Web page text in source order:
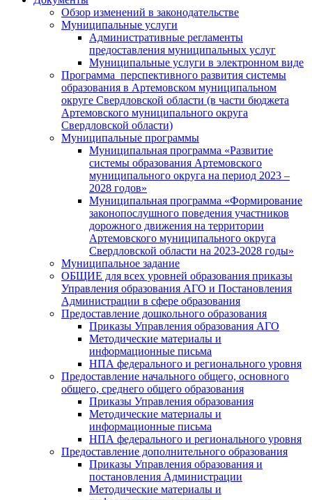
Обзор изменений в законодательстве
Муниципальные услуги
Административные регламенты
предоставления муниципальных услуг
Муниципальные услуги в электронном виде
Программа перспективного развития системы
образования в Артемовском муниципальном
округе Свердловской области (в части бюджета
Артемовского муниципального округа
Свердловской области)
Муниципальные программы
Муниципальная программа «Развитие
системы образования Артемовского
муниципального округа на период 2023 –
2028 годов»
Муниципальная программа «Формирование
законопослушного поведения участников
дорожного движения на территории
Артемовского муниципального округа
Свердловской области на 2023-2028 годы»
Муниципальное задание
ОБЩИЕ для всех уровней образования приказы
Управления образования АГО и Постановления
Администрации в сфере образования
Предоставление дошкольного образования
Приказы Управления образования АГО
Методические материалы и
информационные письма
НПА федерального и регионального уровня
Предоставление начального общего, основного
общего, среднего общего образования
Приказы Управления образования
Методические материалы и
информационные письма
НПА федерального и регионального уровня
Предоставление дополнительного образования
Приказы Управления образования и
постановления Администрации
Методические материалы и